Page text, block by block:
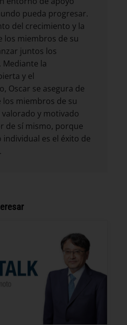
pueda progresar.
del crecimiento y la
los miembros de su
juntos los
Mediante la
y el
Oscar se asegura de
los miembros de su
y motivado
de sí mismo, porque
individual es el éxito de